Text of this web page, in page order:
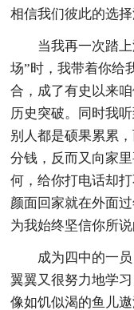
相信我们彼此的选择
当我再一次踏
场”时，我带着你给
合，成了有史以来
历史突破。同时我
别人都是硕果累累
分钱，反而又向家
何，给你打电话却
颜面回家就在外面
为我始终坚信你所说
成为四中的一
翼翼又很努力地学
像如饥似渴的鱼儿